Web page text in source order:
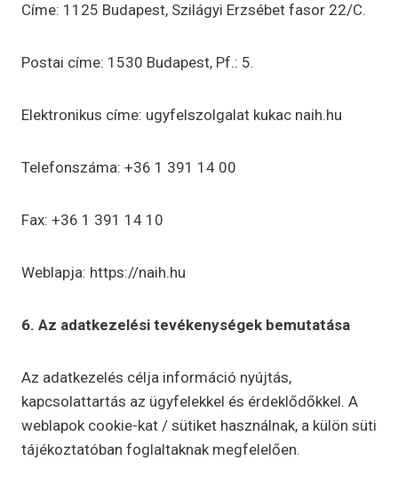
Címe: 1125 Budapest, Szilágyi Erzsébet fasor 22/C.
Postai címe: 1530 Budapest, Pf.: 5.
Elektronikus címe: ugyfelszolgalat kukac naih.hu
Telefonszáma: +36 1 391 14 00
Fax: +36 1 391 14 10
Weblapja: https://naih.hu
6. Az adatkezelési tevékenységek bemutatása
Az adatkezelés célja információ nyújtás,
kapcsolattartás az ügyfelekkel és érdeklődőkkel. A
weblapok cookie-kat / sütiket használnak, a külön süti
tájékoztatóban foglaltaknak megfelelően.